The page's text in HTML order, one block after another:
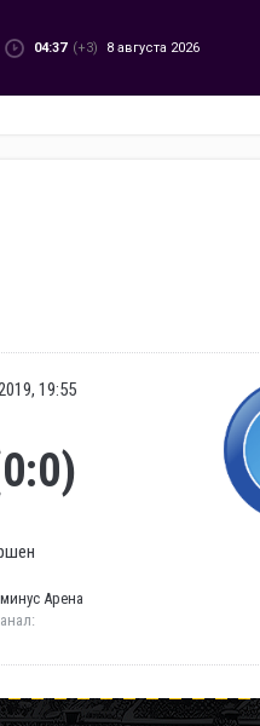
04:37 (+3) 8 августа 2026
19:55
Арена